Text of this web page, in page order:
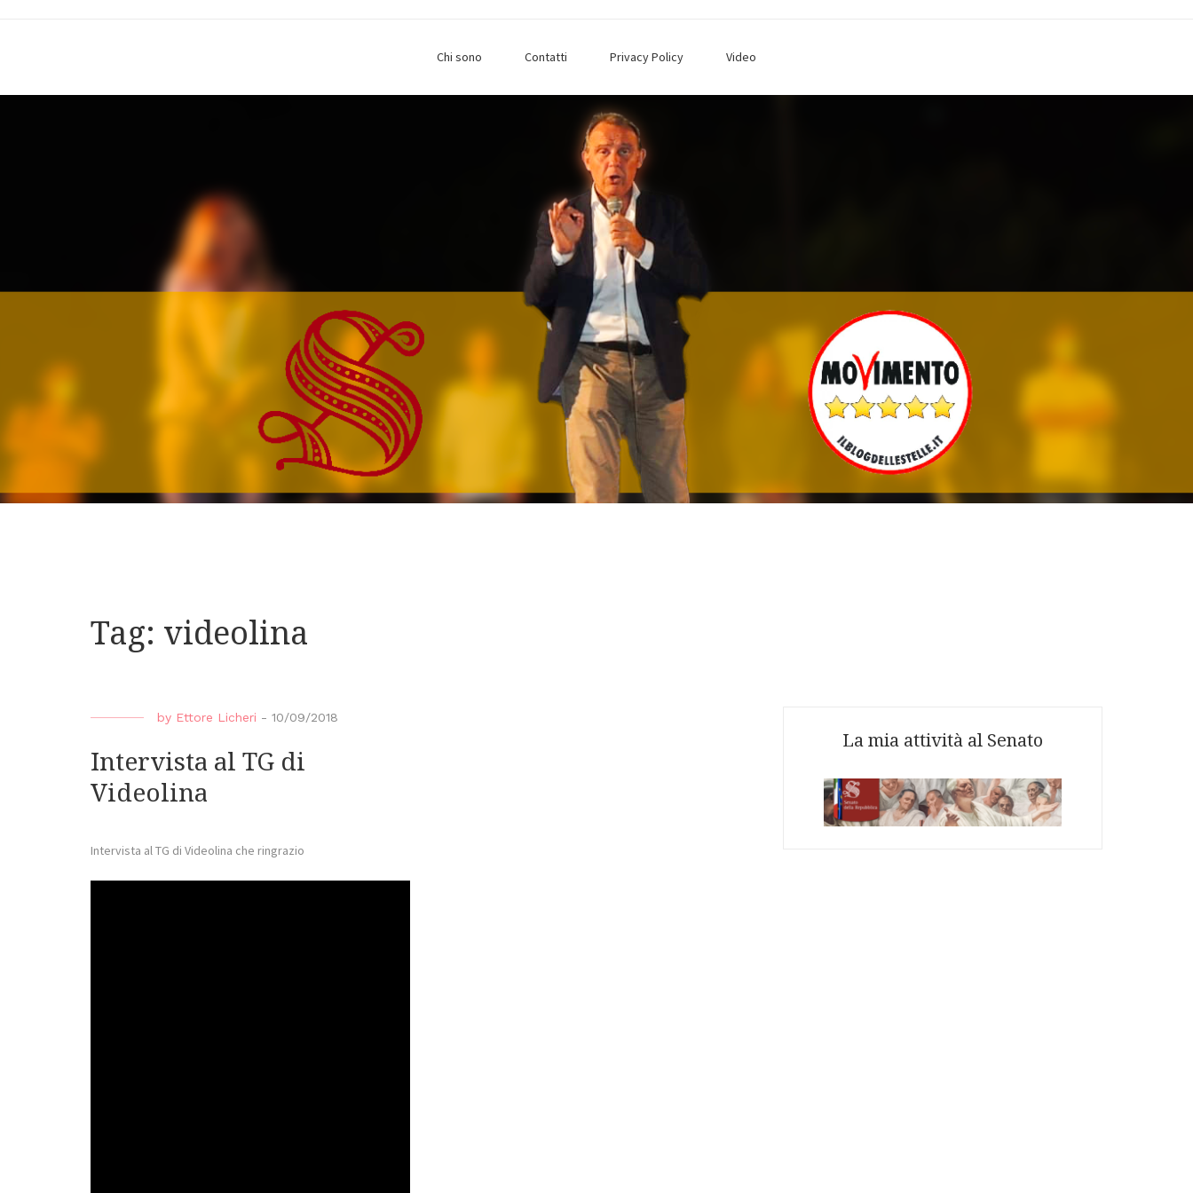
Chi sono Contatti Privacy Policy Video
Tag: videolina
by Ettore Licheri - 10/09/2018
Intervista al TG di
Videolina
Intervista al TG di Videolina che ringrazio
La mia attività al Senato